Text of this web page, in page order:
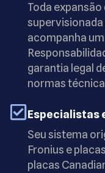
Toda
acompanha
garantia legal
normas
Especialistas
Seu sistema
Fronius e
placas